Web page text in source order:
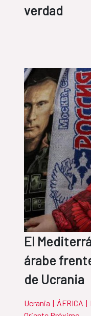
verdad
El
árabe
de Ucrania
Ucrania | ÁFRICA |